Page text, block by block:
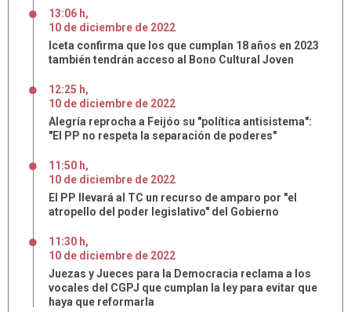
13:06 h,
10 de diciembre de 2022
Iceta confirma que los que cumplan 18 años en 2023
también tendrán acceso al Bono Cultural Joven
12:25 h,
10 de diciembre de 2022
Alegría reprocha a Feijóo su "política antisistema":
"El PP no respeta la separación de poderes"
11:50 h,
10 de diciembre de 2022
El PP llevará al TC un recurso de amparo por "el
atropello del poder legislativo" del Gobierno
11:30 h,
10 de diciembre de 2022
Juezas y Jueces para la Democracia reclama a los
vocales del CGPJ que cumplan la ley para evitar que
haya que reformarla